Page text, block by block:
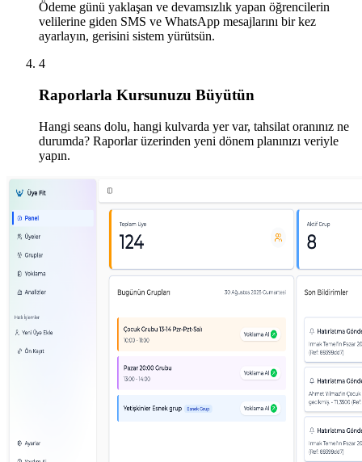
Ödeme günü yaklaşan ve devamsızlık yapan öğrencilerin
velilerine giden SMS ve WhatsApp mesajlarını bir kez
ayarlayın, gerisini sistem yürütsün.
4
Raporlarla Kursunuzu Büyütün
Hangi seans dolu, hangi kulvarda yer var, tahsilat oranınız ne
durumda? Raporlar üzerinden yeni dönem planınızı veriyle
yapın.